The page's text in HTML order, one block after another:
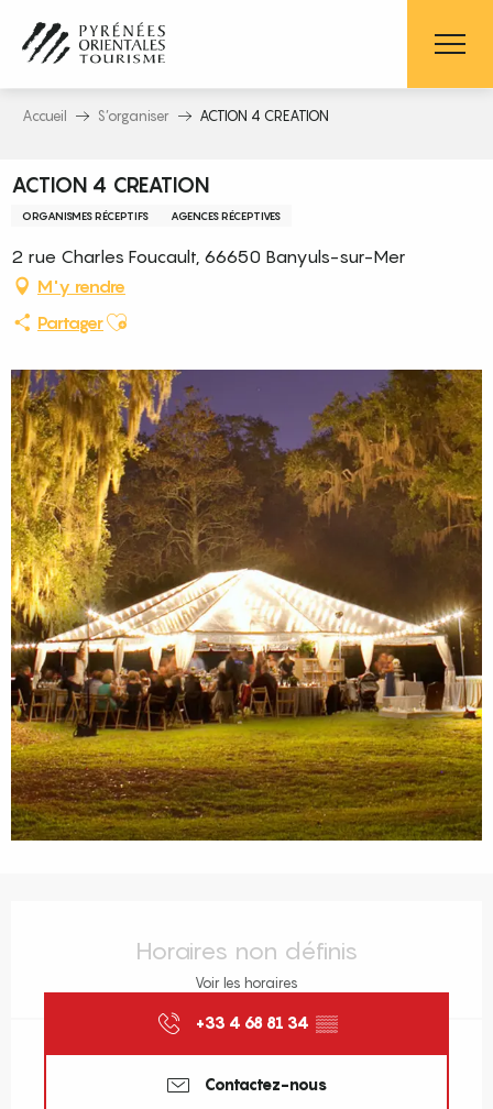
contenu
principal
Accueil S’organiser ACTION 4 CREATION
ACTION 4 CREATION
ORGANISMES RÉCEPTIFS AGENCES RÉCEPTIVES
2 rue Charles Foucault, 66650 Banyuls-sur-Mer
M'y rendre
PartagerAjouter aux favoris
Horaires non définis
Voir les horaires
+33 4 68 81 34 ▒▒
Contactez-nous